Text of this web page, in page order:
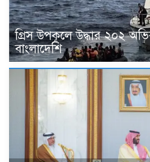
গ্রিস উপকূলে উদ্ধার ২০২
বাংলাদেশি